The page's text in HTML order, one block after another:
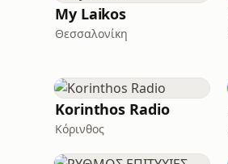
My Laikos
Θεσσαλονίκη
Korinthos Radio
Κόρινθος